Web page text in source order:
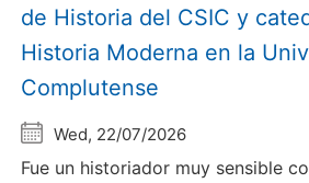
de Historia del CSIC y
Historia Moderna en la
Complutense
Wed, 22/07/2026
Fue un historiador muy sensible